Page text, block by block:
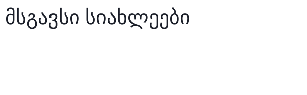
მსგავსი სიახლეები